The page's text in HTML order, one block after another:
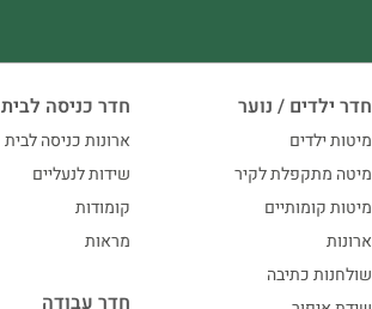
חדר ילדים / נוער
מיטות ילדים
מיטה מתקפלת לקיר
מיטות קומותיים
ארונות
שולחנות כתיבה
חדר כניסה לבית
ארונות כניסה לבית
שידות לנעליים
קומודות
מראות
חדר עבודה